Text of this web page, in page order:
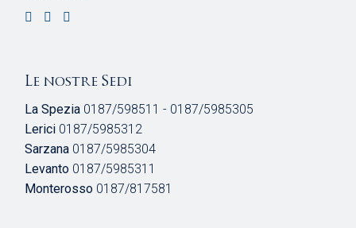
Le nostre Sedi
La Spezia 0187/598511 - 0187/5985305
Lerici 0187/5985312
Sarzana 0187/5985304
Levanto 0187/5985311
Monterosso 0187/817581